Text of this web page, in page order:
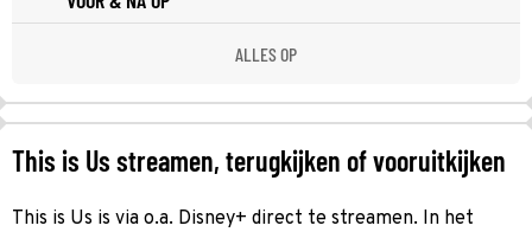
ALLES OP
This is Us streamen, terugkijken of vooruitkijken
This is Us is via o.a. Disney+ direct te streamen. In het